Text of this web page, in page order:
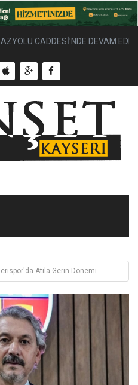
CADDESİ’NDE DEVAM
Atila Gerin Dönemi